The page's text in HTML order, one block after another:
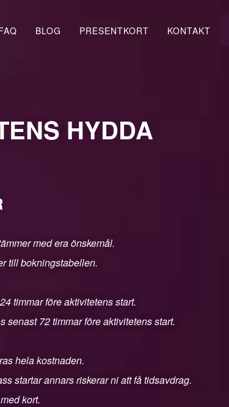
BLOG PRESENTKORT KONTAKT
HYDDA
med era önskemål.
till bokningstabellen.
timmar före aktivitetens start.
senast 72 timmar före aktivitetens start.
hela kostnaden.
startar annars riskerar ni att få tidsavdrag.
kort.